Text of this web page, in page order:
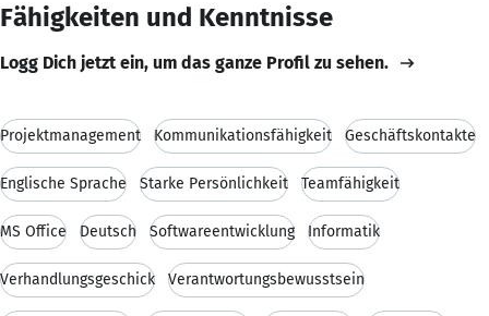
Fähigkeiten und Kenntnisse
Logg Dich jetzt ein, um das ganze Profil zu sehen.
Projektmanagement Kommunikationsfähigkeit Geschäftskontakte
Englische Sprache Starke Persönlichkeit Teamfähigkeit
MS Office Deutsch Softwareentwicklung Informatik
Verhandlungsgeschick Verantwortungsbewusstsein